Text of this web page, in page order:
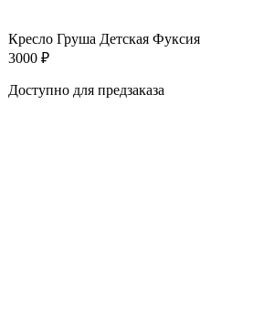
Кресло Груша Детская Фуксия
3000 ₽
Доступно для предзаказа